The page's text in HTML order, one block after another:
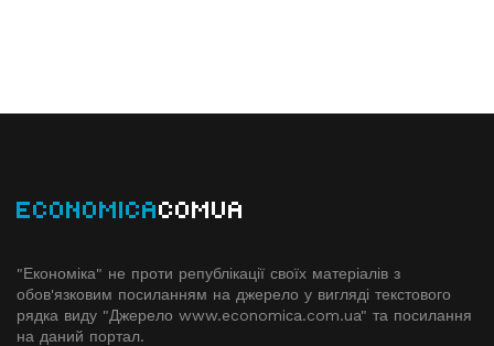
ECONOMICACOMUA
"Економіка" не проти републікації своїх матеріалів з
обов'язковим посиланням на джерело у вигляді текстового
рядка виду "Джерело www.economiсa.com.ua" та посилання
на даний портал.